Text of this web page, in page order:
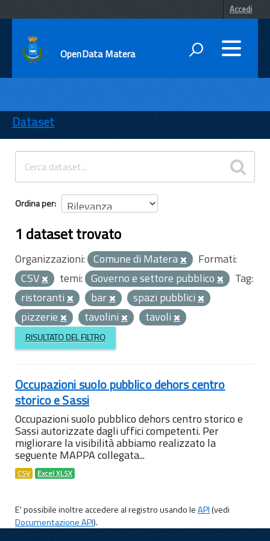
Accedi
OpenData Matera
ENTI
TEMI
INFORMAZIONI
Dataset
Ordina per
1 dataset trovato
Organizzazioni: Comune di Matera
Formati:
CSV
temi: Governo e settore pubblico
Tag:
ristoranti
bar
spazi pubblici
pizzerie
tavolini tavoli
RISULTATO DEL FILTRO
Occupazioni suolo pubblico dehors centro
storico e Sassi
Occupazioni suolo pubblico dehors centro storico e
Sassi autorizzate dagli uffici competenti. Per
migliorare la visibilità abbiamo realizzato la
seguente MAPPA collegata...
CSV Excel XLSX
E' possibile inoltre accedere al registro usando leAPI(vedi
Documentazione API).